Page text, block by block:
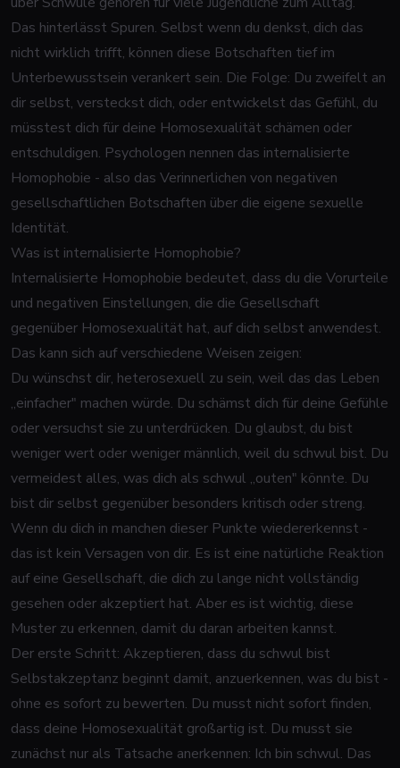
Das hinterlässt Spuren. Selbst wenn du denkst, dich das
nicht wirklich trifft, können diese Botschaften tief im
Unterbewusstsein verankert sein. Die Folge: Du zweifelt an
dir selbst, versteckst dich, oder entwickelst das Gefühl, du
müsstest dich für deine Homosexualität schämen oder
entschuldigen. Psychologen nennen das internalisierte
Homophobie - also das Verinnerlichen von negativen
gesellschaftlichen Botschaften über die eigene sexuelle
Identität.
Was ist internalisierte Homophobie?
Internalisierte Homophobie bedeutet, dass du die Vorurteile
und negativen Einstellungen, die die Gesellschaft
gegenüber Homosexualität hat, auf dich selbst anwendest.
Das kann sich auf verschiedene Weisen zeigen:
Du wünschst dir, heterosexuell zu sein, weil das das Leben
„einfacher" machen würde. Du schämst dich für deine Gefühle
oder versuchst sie zu unterdrücken. Du glaubst, du bist
weniger wert oder weniger männlich, weil du schwul bist. Du
vermeidest alles, was dich als schwul „outen" könnte. Du
bist dir selbst gegenüber besonders kritisch oder streng.
Wenn du dich in manchen dieser Punkte wiedererkennst -
das ist kein Versagen von dir. Es ist eine natürliche Reaktion
auf eine Gesellschaft, die dich zu lange nicht vollständig
gesehen oder akzeptiert hat. Aber es ist wichtig, diese
Muster zu erkennen, damit du daran arbeiten kannst.
Der erste Schritt: Akzeptieren, dass du schwul bist
Selbstakzeptanz beginnt damit, anzuerkennen, was du bist -
ohne es sofort zu bewerten. Du musst nicht sofort finden,
dass deine Homosexualität großartig ist. Du musst sie
zunächst nur als Tatsache anerkennen: Ich bin schwul. Das